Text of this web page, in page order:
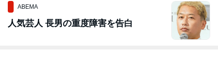
ABEMA
人気芸人 長男の重度障害を告白